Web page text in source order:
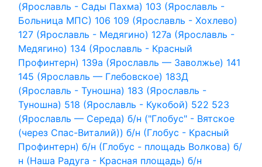
(Ярославль - Сады Пахма) 103 (Ярославль -
Больница МПС) 106 109 (Ярославль - Хохлево)
127 (Ярославль - Медягино) 127а (Ярославль -
Медягино) 134 (Ярославль - Красный
Профинтерн) 139а (Ярославль — Заволжье) 141
145 (Ярославль — Глебовское) 183Д
(Ярославль - Туношна) 183 (Ярославль -
Туношна) 518 (Ярославль - Кукобой) 522 523
(Ярославль — Середа) б/н ("Глобус" - Вятское
(через Спас-Виталий)) б/н (Глобус - Красный
Профинтерн) б/н (Глобус - площадь Волкова) б/
н (Наша Радуга - Красная площадь) б/н